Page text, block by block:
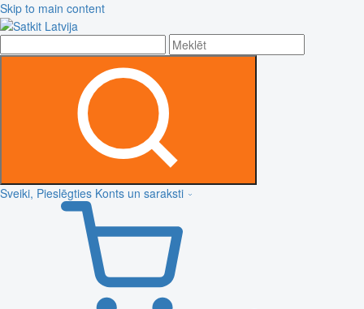
Skip to main content
Sveiki, Pieslēgties Konts un saraksti